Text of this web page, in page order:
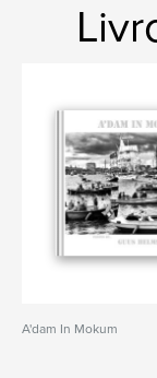
A'dam In Mokum